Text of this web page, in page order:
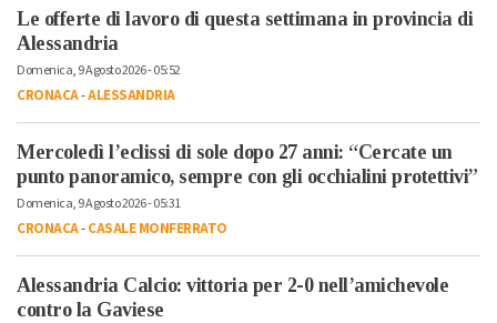
Le offerte di lavoro di questa settimana in provincia di
Alessandria
Domenica, 9 Agosto 2026 - 05:52
CRONACA-ALESSANDRIA
Mercoledì l’eclissi di sole dopo 27 anni: “Cercate un
punto panoramico, sempre con gli occhialini protettivi”
Domenica, 9 Agosto 2026 - 05:31
CRONACA-CASALE MONFERRATO
Alessandria Calcio: vittoria per 2-0 nell’amichevole
contro la Gaviese